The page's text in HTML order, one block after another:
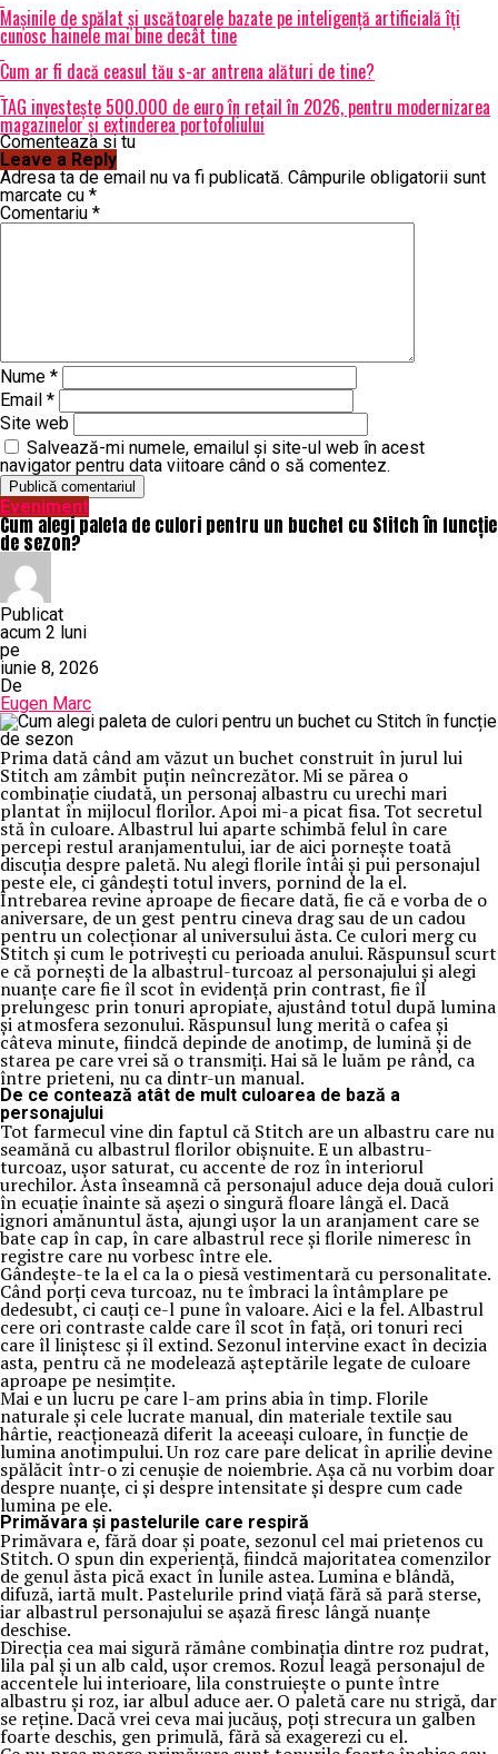
Mașinile de spălat și uscătoarele bazate pe inteligență artificială îți
cunosc hainele mai bine decât tine
Cum ar fi dacă ceasul tău s-ar antrena alături de tine?
TAG investește 500.000 de euro în retail în 2026, pentru modernizarea
magazinelor și extinderea portofoliului
Comenteaza si tu
Leave a Reply
Adresa ta de email nu va fi publicată. Câmpurile obligatorii sunt
marcate cu *
Comentariu *
Nume *
Email *
Site web
Salvează-mi numele, emailul și site-ul web în acest
navigator pentru data viitoare când o să comentez.
Eveniment
Cum alegi paleta de culori pentru un buchet cu Stitch în funcție
de sezon?
Publicat
acum 2 luni
pe
iunie 8, 2026
De
Eugen Marc
Prima dată când am văzut un buchet construit în jurul lui
Stitch am zâmbit puțin neîncrezător. Mi se părea o
combinație ciudată, un personaj albastru cu urechi mari
plantat în mijlocul florilor. Apoi mi-a picat fisa. Tot secretul
stă în culoare. Albastrul lui aparte schimbă felul în care
percepi restul aranjamentului, iar de aici pornește toată
discuția despre paletă. Nu alegi florile întâi și pui personajul
peste ele, ci gândești totul invers, pornind de la el.
Întrebarea revine aproape de fiecare dată, fie că e vorba de o
aniversare, de un gest pentru cineva drag sau de un cadou
pentru un colecționar al universului ăsta. Ce culori merg cu
Stitch și cum le potrivești cu perioada anului. Răspunsul scurt
e că pornești de la albastrul-turcoaz al personajului și alegi
nuanțe care fie îl scot în evidență prin contrast, fie îl
prelungesc prin tonuri apropiate, ajustând totul după lumina
și atmosfera sezonului. Răspunsul lung merită o cafea și
câteva minute, fiindcă depinde de anotimp, de lumină și de
starea pe care vrei să o transmiți. Hai să le luăm pe rând, ca
între prieteni, nu ca dintr-un manual.
De ce contează atât de mult culoarea de bază a
personajului
Tot farmecul vine din faptul că Stitch are un albastru care nu
seamănă cu albastrul florilor obișnuite. E un albastru-
turcoaz, ușor saturat, cu accente de roz în interiorul
urechilor. Asta înseamnă că personajul aduce deja două culori
în ecuație înainte să așezi o singură floare lângă el. Dacă
ignori amănuntul ăsta, ajungi ușor la un aranjament care se
bate cap în cap, în care albastrul rece și florile nimeresc în
registre care nu vorbesc între ele.
Gândește-te la el ca la o piesă vestimentară cu personalitate.
Când porți ceva turcoaz, nu te îmbraci la întâmplare pe
dedesubt, ci cauți ce-l pune în valoare. Aici e la fel. Albastrul
cere ori contraste calde care îl scot în față, ori tonuri reci
care îl liniștesc și îl extind. Sezonul intervine exact în decizia
asta, pentru că ne modelează așteptările legate de culoare
aproape pe nesimțite.
Mai e un lucru pe care l-am prins abia în timp. Florile
naturale și cele lucrate manual, din materiale textile sau
hârtie, reacționează diferit la aceeași culoare, în funcție de
lumina anotimpului. Un roz care pare delicat în aprilie devine
spălăcit într-o zi cenușie de noiembrie. Așa că nu vorbim doar
despre nuanțe, ci și despre intensitate și despre cum cade
lumina pe ele.
Primăvara și pastelurile care respiră
Primăvara e, fără doar și poate, sezonul cel mai prietenos cu
Stitch. O spun din experiență, fiindcă majoritatea comenzilor
de genul ăsta pică exact în lunile astea. Lumina e blândă,
difuză, iartă mult. Pastelurile prind viață fără să pară sterse,
iar albastrul personajului se așază firesc lângă nuanțe
deschise.
Direcția cea mai sigură rămâne combinația dintre roz pudrat,
lila pal și un alb cald, ușor cremos. Rozul leagă personajul de
accentele lui interioare, lila construiește o punte între
albastru și roz, iar albul aduce aer. O paletă care nu strigă, dar
se reține. Dacă vrei ceva mai jucăuș, poți strecura un galben
foarte deschis, gen primulă, fără să exagerezi cu el.